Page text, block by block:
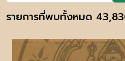
รายการที่พบทั้งหมด